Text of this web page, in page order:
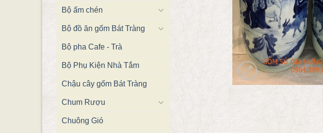
Bộ ấm chén
Bộ đồ ăn gốm Bát Tràng
Bộ pha Cafe - Trà
Bộ Phụ Kiện Nhà Tắm
Chậu cây gốm Bát Tràng
Chum Rượu
Chuông Gió